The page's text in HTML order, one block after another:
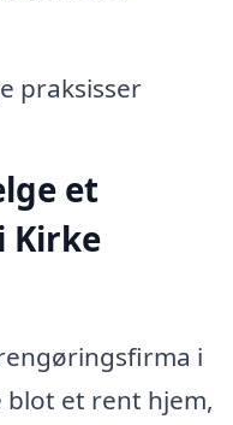
praksisser
et
Kirke
i
blot et rent hjem,